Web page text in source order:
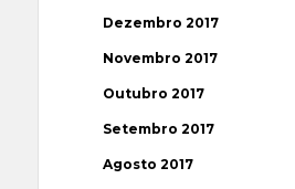
Dezembro 2017
Novembro 2017
Outubro 2017
Setembro 2017
Agosto 2017